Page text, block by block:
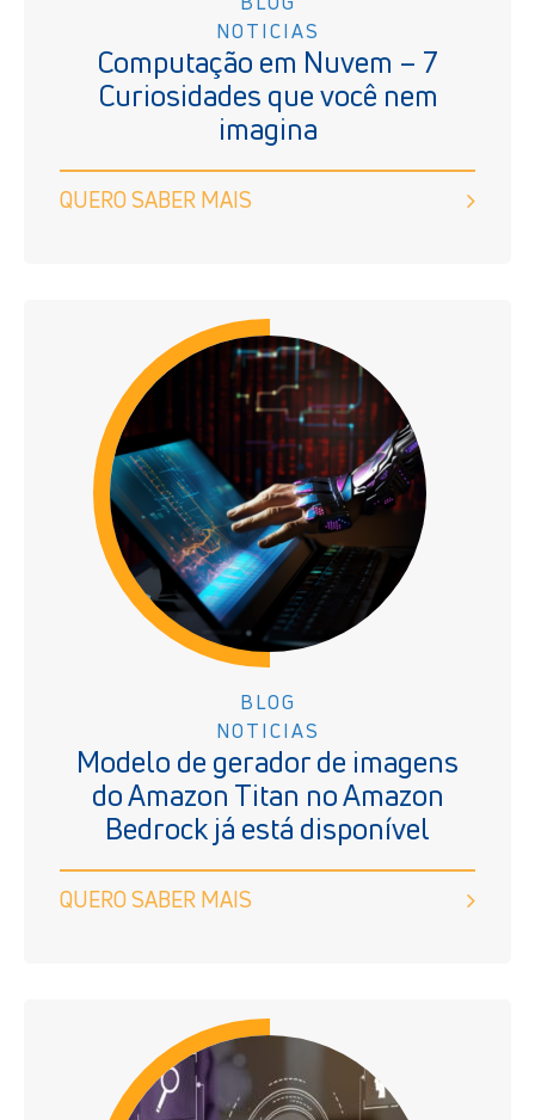
NOTICIAS
Computação em Nuvem – 7
Curiosidades que você nem
imagina
QUERO SABER MAIS
BLOG
NOTICIAS
Modelo de gerador de imagens
do Amazon Titan no Amazon
Bedrock já está disponível
QUERO SABER MAIS